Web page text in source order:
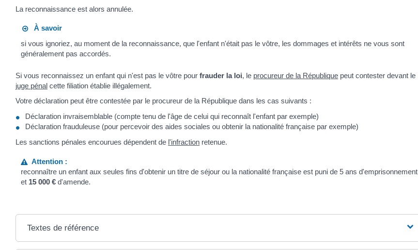
La reconnaissance est alors annulée.
À savoir
si vous ignoriez, au moment de la reconnaissance, que l'enfant n'était pas le vôtre, les dommages et intérêts ne vous sont
généralement pas accordés.
Si vous reconnaissez un enfant qui n'est pas le vôtre pour frauder la loi, le procureur de la République peut contester devant le
juge pénal cette filiation établie illégalement.
Votre déclaration peut être contestée par le procureur de la République dans les cas suivants :
Déclaration invraisemblable (compte tenu de l'âge de celui qui reconnaît l'enfant par exemple)
Déclaration frauduleuse (pour percevoir des aides sociales ou obtenir la nationalité française par exemple)
Les sanctions pénales encourues dépendent de l'infraction retenue.
Attention :
reconnaître un enfant aux seules fins d'obtenir un titre de séjour ou la nationalité française est puni de 5 ans d'emprisonnement
et 15 000 € d'amende.
Textes de référence